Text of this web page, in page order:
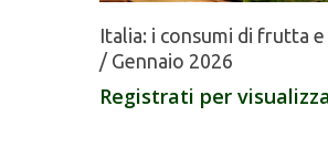
Italia: i consumi di frutta
/ Gennaio 2026
Registrati per